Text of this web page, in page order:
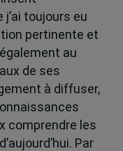
toujours eu
pertinente et
au
de ses
à diffuser,
comprendre les
Par